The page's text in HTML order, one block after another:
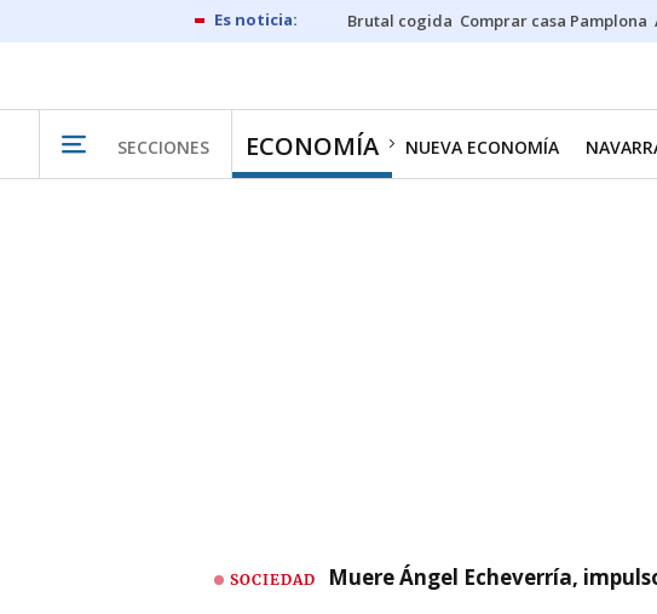
Brutal cogida Comprar casa Pamplona
SECCIONES ECONOMÍA NUEVA ECONOMÍA
SOCIEDAD Muere Ángel Echeverría,